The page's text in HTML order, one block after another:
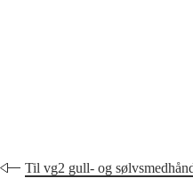
Til vg2 gull- og